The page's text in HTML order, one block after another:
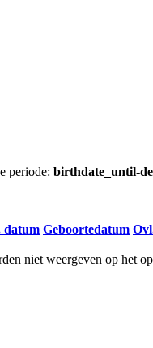
periode: birthdate_until-
datum Geboortedatum
niet weergeven op het